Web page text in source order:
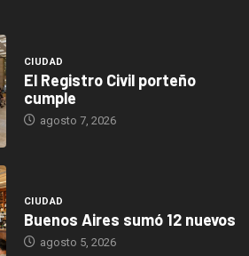
CIUDAD
El Registro Civil porteño
cumple
agosto 7, 2026
CIUDAD
Buenos Aires sumó 12 nuevos
agosto 5, 2026